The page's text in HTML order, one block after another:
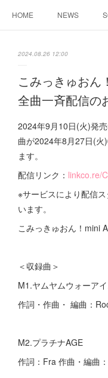
HOME NEWS
2024.08.26 12:00
こみっきゅおん
全曲一斉配信の
2024年9月10日(火)発
曲が2024年8月27日(
ます。
配信リンク： linkco.re/
※サービスにより配信
います。
こみっきゅおん！mini
＜収録曲＞
M1.ヤムヤムウォーア
作詞・作曲・ 編曲：
M2.プラチナAGE
作詞：Fra 作曲・編曲